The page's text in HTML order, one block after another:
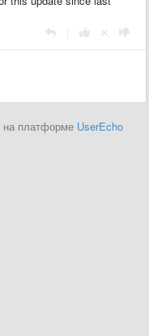
на платформе UserEcho